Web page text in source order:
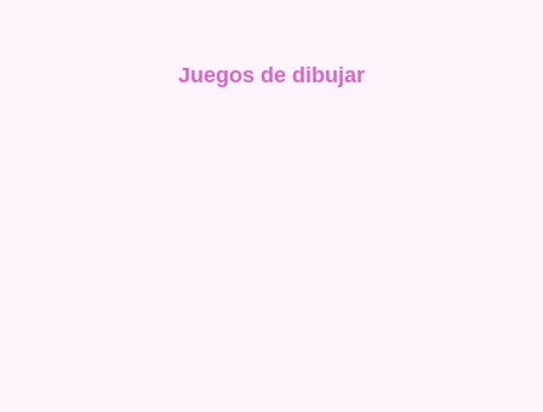
Juegos de dibujar